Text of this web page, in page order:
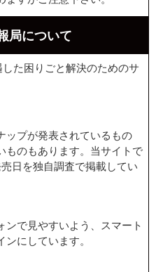
局について
た困りごと解決のためのサ
ップが発表されているもの
ものもあります。当サイトで
日を独自調査で掲載してい
で見やすいよう、スマート
にしています。